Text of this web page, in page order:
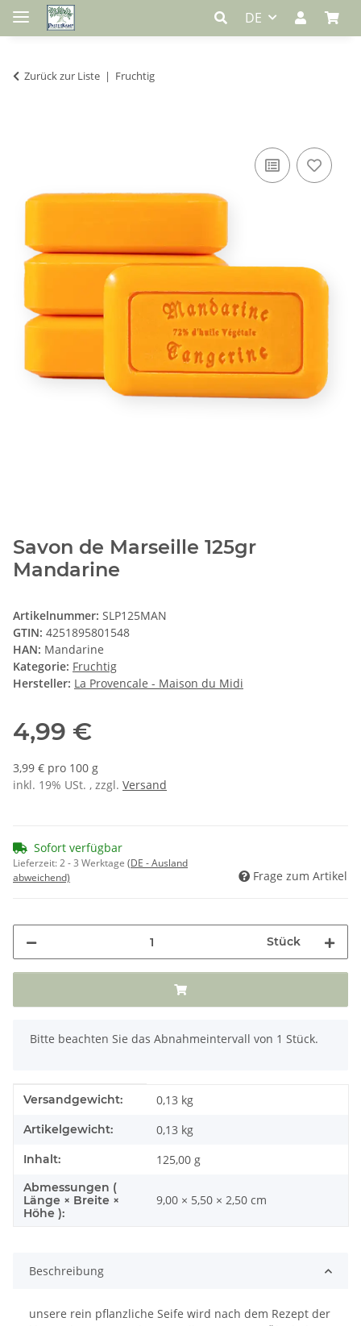
DE
Zurück zur Liste Fruchtig
Savon de Marseille 125gr
Mandarine
Artikelnummer: SLP125MAN
GTIN: 4251895801548
HAN: Mandarine
Kategorie: Fruchtig
Hersteller: La Provencale - Maison du Midi
4,99 €
3,99 € pro 100 g
inkl. 19% USt. , zzgl. Versand
Sofort verfügbar
Lieferzeit:2 - 3 Werktage (DE - Ausland
abweichend)
Frage zum Artikel
Stück
x
Bitte beachten Sie das Abnahmeintervall von 1 Stück.
Produkteigenschaft
Wert
Versandgewicht: 0,13 kg
Artikelgewicht: 0,13 kg
Inhalt: 125,00 g
Abmessungen (
Länge × Breite ×
Höhe ):
9,00 × 5,50 × 2,50 cm
Beschreibung
unsere rein pflanzliche Seife wird nach dem Rezept der